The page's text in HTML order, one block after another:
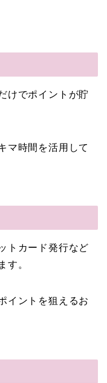
けでポイントが貯
マ時間を活用して
トカード発行など
す。
イントを狙えるお